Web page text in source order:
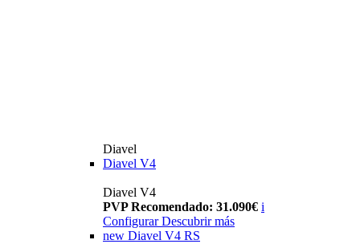
Diavel
Diavel V4
Diavel V4
PVP Recomendado: 31.090€ i
Configurar Descubrir más
new Diavel V4 RS